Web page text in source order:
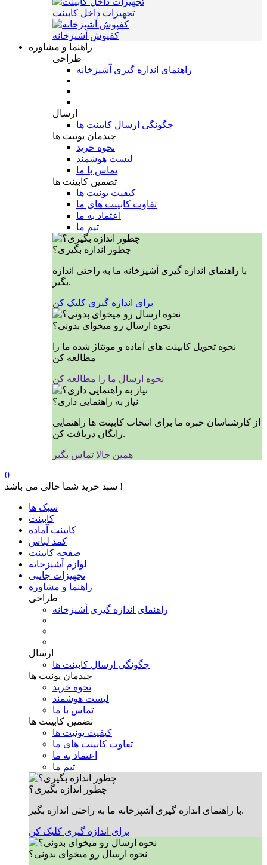
تجهیزات داخل کابینت
کفپوش آشپزخانه
راهنما و مشاوره
طراحی
راهنمای اندازه گیری آشپزخانه
ارسال
چگونگی ارسال کابینت ها
چیدمان یونیت ها
نحوه خرید
لیست هوشمند
تماس با ما
تضمین کابینت ها
کیفیت یونیت ها
تفاوت کابینت های ما
اعتماد به ما
تیم ما
چطور اندازه بگیری؟
با راهنمای اندازه گیری آشپزخانه ما به راحتی اندازه
بگیر.
برای اندازه گیری کلیک کن
نحوه ارسال رو میخوای بدونی؟
نحوه تحویل کابینت های آماده و موتتاژ شده ما را
مطالعه کن
نحوه ارسال ما را مطالعه کن
نیاز به راهنمایی داری؟
از کارشناسان خبره ما برای انتخاب کابینت ها راهنمایی
رایگان دریافت کن.
همین حالا تماس بگیر
0
سبد خرید شما خالی می باشد !
سبک ها
کابینت
کابینت آماده
کمد لباس
صفحه کابینت
لوازم آشپزخانه
تجهیزات جانبی
راهنما و مشاوره
طراحی
راهنمای اندازه گیری آشپزخانه
ارسال
چگونگی ارسال کابینت ها
چیدمان یونیت ها
نحوه خرید
لیست هوشمند
تماس با ما
تضمین کابینت ها
کیفیت یونیت ها
تفاوت کابینت های ما
اعتماد به ما
تیم ما
چطور اندازه بگیری؟
با راهنمای اندازه گیری آشپزخانه ما به راحتی اندازه بگیر.
برای اندازه گیری کلیک کن
نحوه ارسال رو میخوای بدونی؟